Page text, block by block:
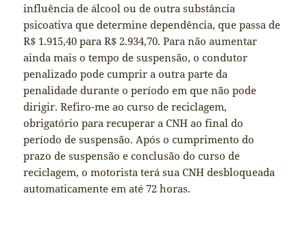
influência de álcool ou de outra substância
psicoativa que determine dependência, que passa de
R$ 1.915,40 para R$ 2.934,70. Para não aumentar
ainda mais o tempo de suspensão, o condutor
penalizado pode cumprir a outra parte da
penalidade durante o período em que não pode
dirigir. Refiro-me ao curso de reciclagem,
obrigatório para recuperar a CNH ao final do
período de suspensão. Após o cumprimento do
prazo de suspensão e conclusão do curso de
reciclagem, o motorista terá sua CNH desbloqueada
automaticamente em até 72 horas.